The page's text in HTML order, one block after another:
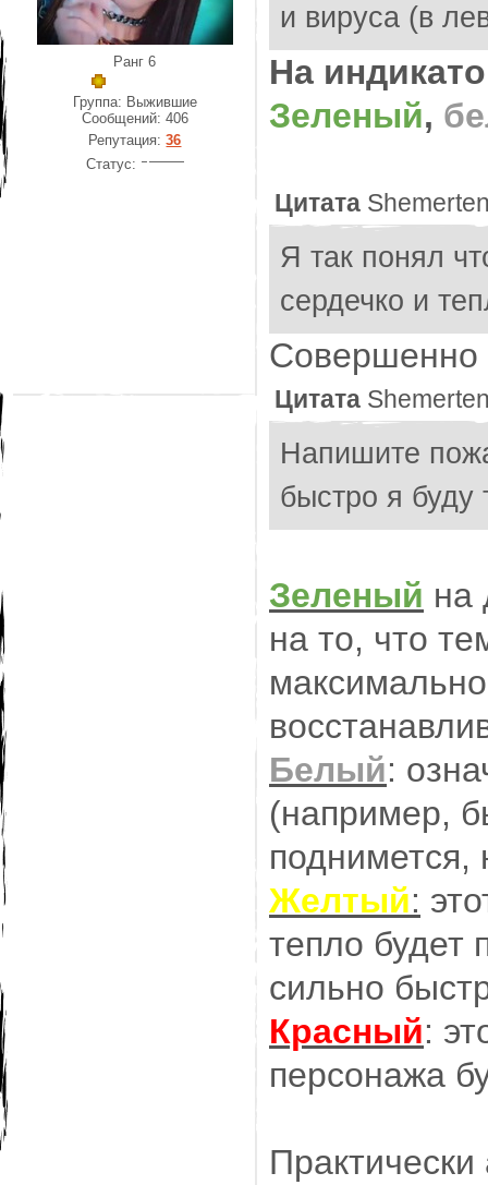
Ранг 6
Группа: Выжившие
Сообщений: 406
Репутация:36
Статус:
и вируса (в
На
Зеленый,
Цитата
Я так понял
сердечко и
Совершенно
Цитата
Напишите
быстро я буду
Зеленый на
на то, что
Белый:
(например,
поднимется,
Желтый:
тепло будет
сильно
Красный:
персонажа